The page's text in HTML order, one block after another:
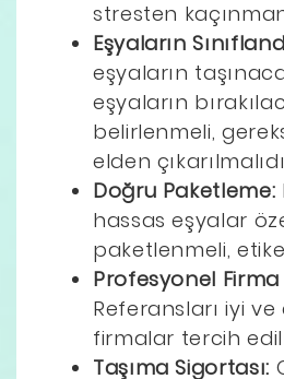
stresten
Eşyaların
eşyaların
eşyaların
belirlenmeli,
elden
Doğru Paketleme:
hassas eşyalar
paketlenmeli,
Profesyonel Firma
Referansları iyi
firmalar tercih
Taşıma Sigortası: